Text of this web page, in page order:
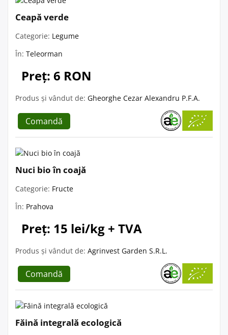
Ceapă verde
Categorie: Legume
În: Teleorman
Preț: 6 RON
Produs și vândut de: Gheorghe Cezar Alexandru P.F.A.
Comandă
Nuci bio în coajă
Categorie: Fructe
În: Prahova
Preț: 15 lei/kg + TVA
Produs și vândut de: Agrinvest Garden S.R.L.
Comandă
Făină integrală ecologică